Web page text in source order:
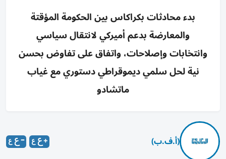
بدء محادثات بكراكاس بين الحكومة المؤقتة
والمعارضة بدعم أميركي لانتقال سياسي
وانتخابات وإصلاحات، واتفاق على تفاوض بحسن
نية لحل سلمي ديموقراطي دستوري مع غياب
ماتشادو
(أ.ف.ب)